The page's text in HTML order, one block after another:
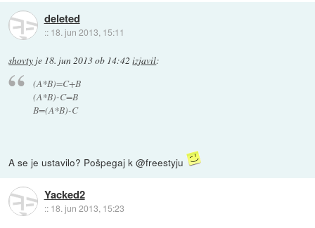
deleted
:: 18. jun 2013, 15:11
shovty je 18. jun 2013 ob 14:42 izjavil:
(A*B)=C+B
(A*B)-C=B
B=(A*B)-C
A se je ustavilo? Pošpegaj k @freestyju
Yacked2
:: 18. jun 2013, 15:23